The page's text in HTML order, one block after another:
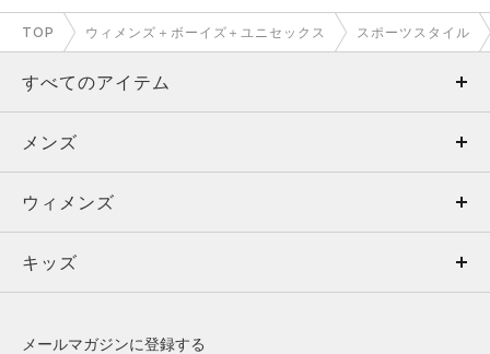
TOP ウィメンズ＋ボーイズ＋ユニセックス スポーツスタイル
すべてのアイテム
メンズ
ウィメンズ
キッズ
メンズ
トップス
ボトムス
ウィメンズ
トップス
キッズ
メールマガジンに登録する